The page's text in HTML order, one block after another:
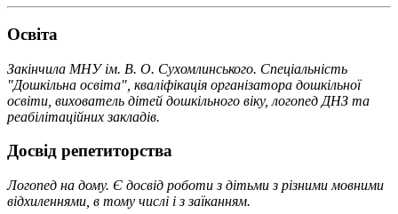
Освiта
Закінчила МНУ ім. В. О. Сухомлинського. Спеціальність
"Дошкільна освіта", кваліфікація організатора дошкільної
освіти, вихователь дітей дошкільного віку, логопед ДНЗ та
реабілітаційних закладів.
Досвід репетиторства
Логопед на дому. Є досвід роботи з дітьми з різними мовними
відхиленнями, в тому числі і з заїканням.